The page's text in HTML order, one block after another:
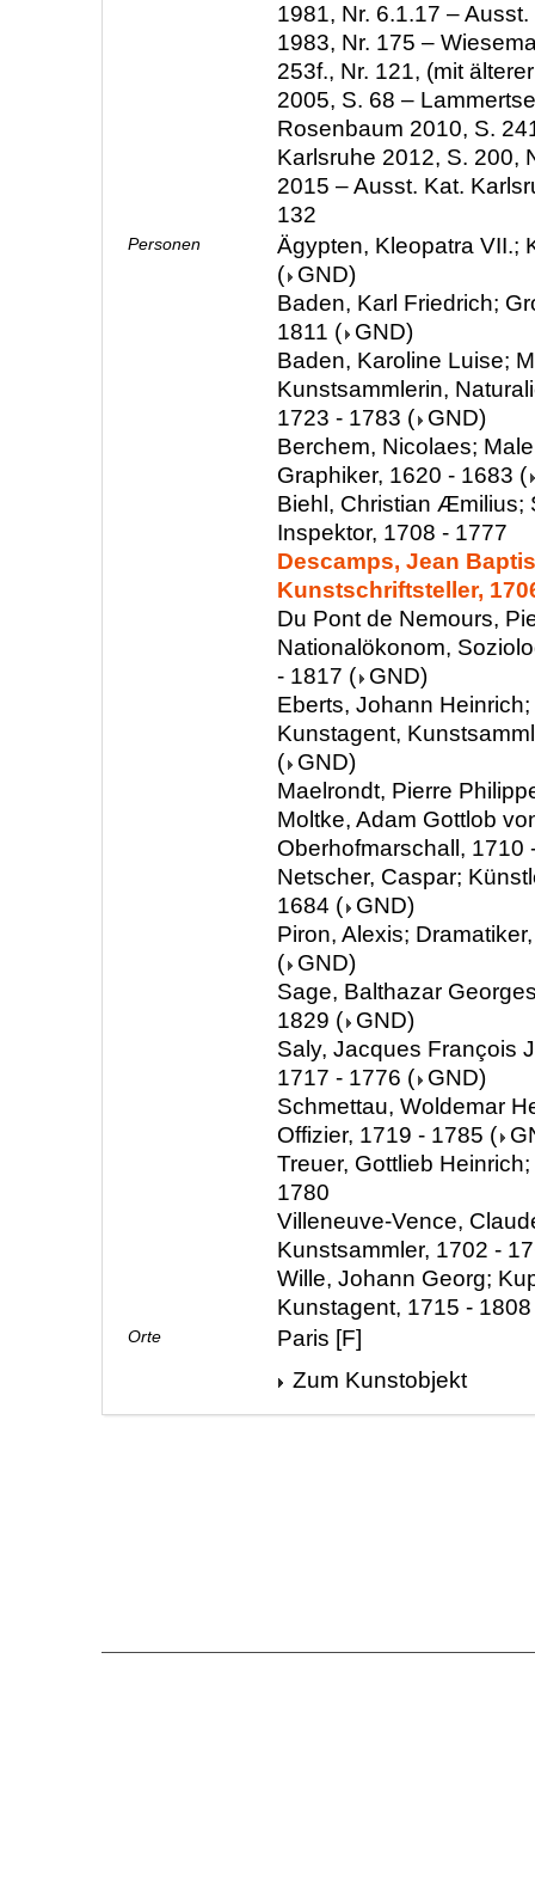
1981, Nr. 6.1.17 –
1983, Nr. 175 –
253f., Nr. 121, (mit
2005, S. 68 –
Rosenbaum 2010, S.
Karlsruhe 2012, S. 200,
2015 – Ausst. Kat.
132
Personen
Ägypten, Kleopatra VII.;
( GND)
Baden, Karl Friedrich;
1811 ( GND)
Baden, Karoline Luise;
Kunstsammlerin,
1723 - 1783 ( GND)
Berchem, Nicolaes;
Graphiker, 1620 - 1683 (
Biehl, Christian Æmilius;
Inspektor, 1708 - 1777
Descamps, Jean
Kunstschriftsteller,
Du Pont de Nemours,
Nationalökonom,
- 1817 ( GND)
Eberts, Johann
Kunstagent,
( GND)
Maelrondt, Pierre
Moltke, Adam Gottlob
Oberhofmarschall, 1710
Netscher, Caspar;
1684 ( GND)
Piron, Alexis;
( GND)
Sage, Balthazar
1829 ( GND)
Saly, Jacques François
1717 - 1776 ( GND)
Schmettau, Woldemar
Offizier, 1719 - 1785 (
Treuer, Gottlieb
1780
Villeneuve-Vence,
Kunstsammler, 1702 -
Wille, Johann Georg;
Kunstagent, 1715 - 1808
Orte
Paris [F]
Zum Kunstobjekt